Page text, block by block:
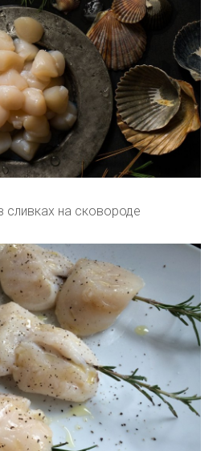
сливках на сковороде